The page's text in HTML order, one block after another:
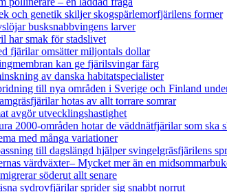
och genetik skiljer skogspärlemorfjärilens former
busksnabbvingens larver
har smak för stadslivet
fjärilar omsätter miljontals dollar
kan ge fjärilsvingar färg
av danska habitatspecialister
till nya områden i Sverige och Finland
hotas av allt torrare somrar
avgör utvecklingshastighet
2000-områden hotar de väddnätfjärilar som ska
med många variationer
till dagslängd hjälper svingelgräsfjärilens
värdväxter– Mycket mer än en
söderut allt senare
sydrovfjärilar sprider sig snabbt norrut